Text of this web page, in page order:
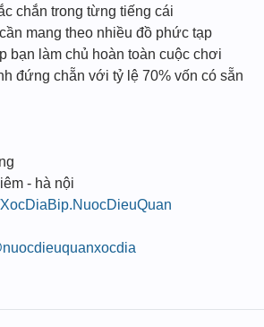
chắn trong từng tiếng cái
mang theo nhiều đồ phức tạp
bạn làm chủ hoàn toàn cuộc chơi
đứng chẵn với tỷ lệ 70% vốn có sẵn
- hà nội